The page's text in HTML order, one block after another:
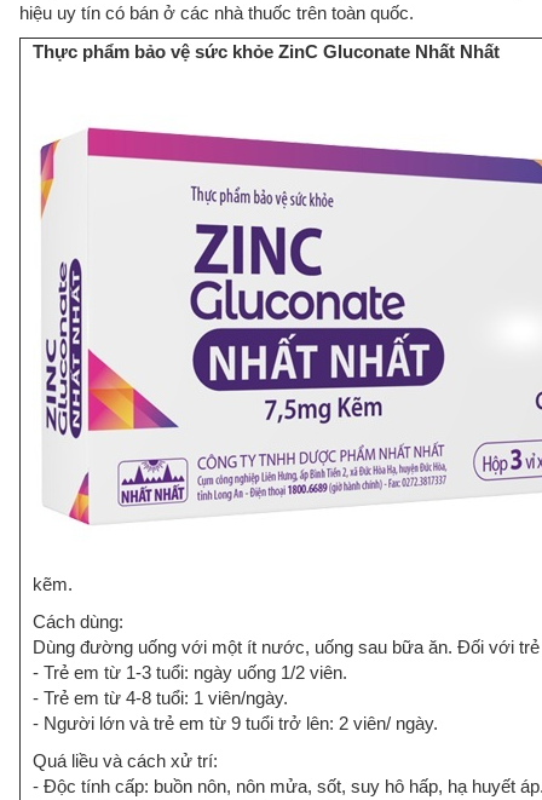
hiệu uy tín có bán ở các nhà thuốc trên toàn quốc.
Thực phẩm bảo vệ sức khỏe ZinC Gluconate Nhất Nhất
kẽm.
Cách dùng:
Dùng đường uống với một ít nước, uống sau bữa ăn. Đối với
- Trẻ em từ 1-3 tuổi: ngày uống 1/2 viên.
- Trẻ em từ 4-8 tuổi: 1 viên/ngày.
- Người lớn và trẻ em từ 9 tuổi trở lên: 2 viên/ ngày.
Quá liều và cách xử trí:
- Độc tính cấp: buồn nôn, nôn mửa, sốt, suy hô hấp, hạ huyết